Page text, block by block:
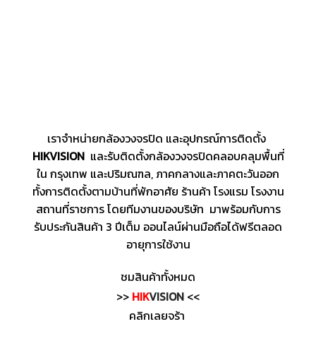
เราจำหน่ายกล้องวงจรปิด และอุปกรณ์การติดตั้ง
HIKVISIONและรับติดตั้งกล้องวงจรปิดคลอบคลุมพื้นที่
ใน กรุงเทพ และปริมณฑล, ภาคกลางและภาคตะวันออก
ทั้งการติดตั้งตามบ้านที่พักอาศัย ร้านค้า โรงแรม โรงงาน
สถานที่ราชการ โดยทีมงานของบริษัท มาพร้อมกับการ
รับประกันสินค้า 3 ปีเต็ม ออนไลน์ผ่านมือถือได้ฟรีตลอด
อายุการใช้งาน
ชมสินค้าทั้งหมด
>> HIKVISION <<
คลิกเลยจร้า